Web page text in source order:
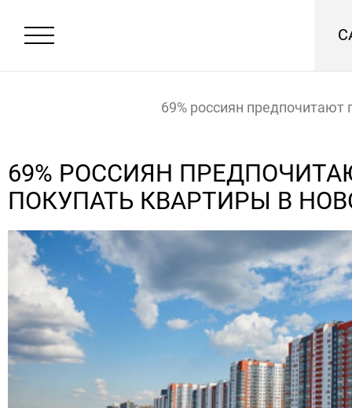
69% россиян предпочитают
69% РОССИЯН
ПОКУПАТЬ КВАРТИРЫ В